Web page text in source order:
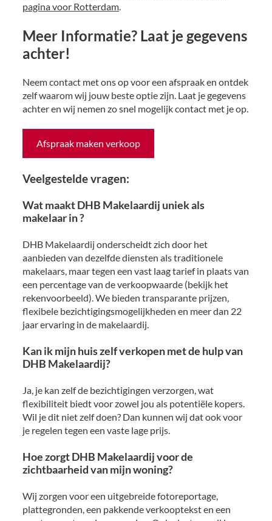
pagina voor Rotterdam.
Meer Informatie? Laat je gegevens
achter!
Neem contact met ons op voor een afspraak en ontdek
zelf waarom wij jouw beste optie zijn. Laat je gegevens
achter en wij nemen zo snel mogelijk contact met je op.
Afspraak maken verkoop
Veelgestelde vragen:
Wat maakt DHB Makelaardij uniek als
makelaar in ?
DHB Makelaardij onderscheidt zich door het
aanbieden van dezelfde diensten als traditionele
makelaars, maar tegen een vast laag tarief in plaats van
een percentage van de verkoopwaarde (bekijk het
rekenvoorbeeld). We bieden transparante prijzen,
flexibele bezichtigingsmogelijkheden en meer dan 22
jaar ervaring in de makelaardij.
Kan ik mijn huis zelf verkopen met de hulp van
DHB Makelaardij?
Ja, je kan zelf de bezichtigingen verzorgen, wat
flexibiliteit biedt voor zowel jou als potentiële kopers.
Wil je dit niet zelf doen? Dan kunnen wij dat ook voor
je regelen tegen een vaste lage prijs.
Hoe zorgt DHB Makelaardij voor de
zichtbaarheid van mijn woning?
Wij zorgen voor een uitgebreide fotoreportage,
plattegronden, een pakkende verkooptekst en een